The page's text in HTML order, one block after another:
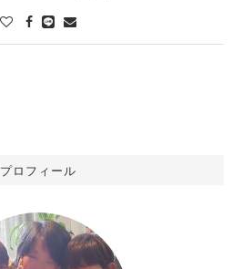
プロフィール